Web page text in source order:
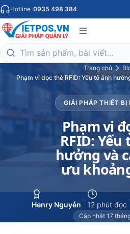
Hotline 0935 498 384
Trang chủ
Phạm vi đọc thẻ RFID: Yếu tố ảnh
GIẢI PHÁP THIẾT BỊ
Phạm vi
RFID: Yếu
hưởng và
ưu
Henry Nguyễn
·
12 phút đọc
·
Cập nhật 17